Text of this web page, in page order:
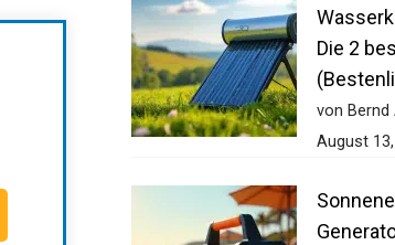
Die 2
von Bernd
August